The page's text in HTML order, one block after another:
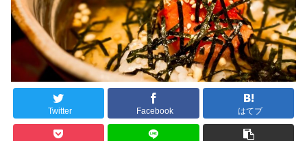
Twitter Facebook はてブ